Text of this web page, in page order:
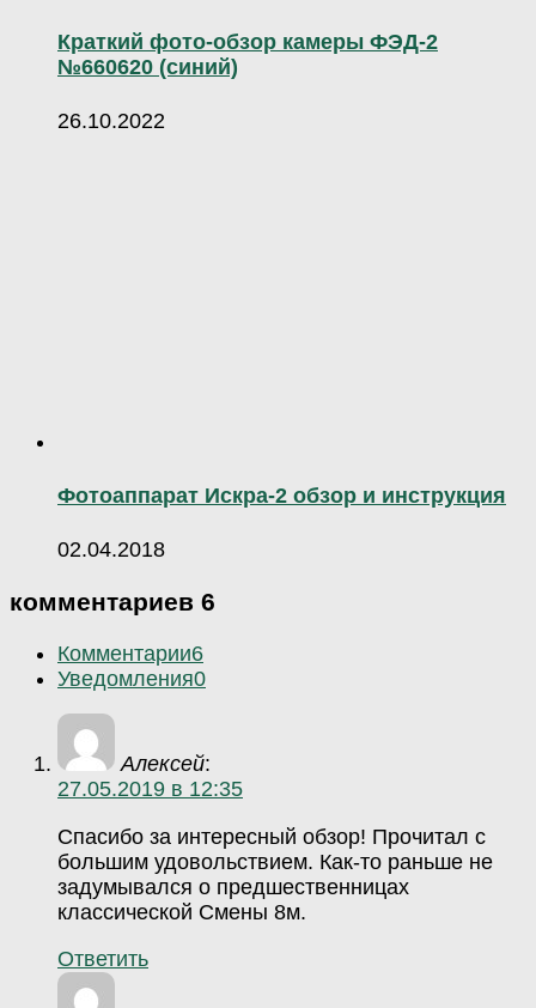
Краткий фото-обзор камеры ФЭД-2
№660620 (синий)
26.10.2022
Фотоаппарат Искра-2 обзор и инструкция
02.04.2018
комментариев 6
Комментарии6
Уведомления0
Алексей:
27.05.2019 в 12:35
Спасибо за интересный обзор! Прочитал с
большим удовольствием. Как-то раньше не
задумывался о предшественницах
классической Смены 8м.
Ответить